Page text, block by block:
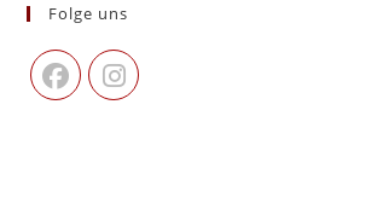
Folge uns